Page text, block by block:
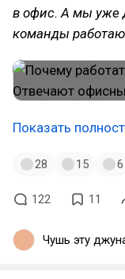
в офис. А мы уже
команды
Показать
28 15 6
122 11
Чушь эту